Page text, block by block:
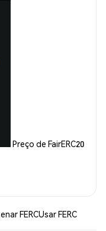
Preço de FairERC20
FERCUsar FERC